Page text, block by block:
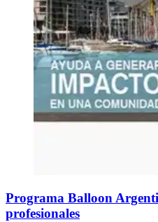
Programa Balloon
profesionales